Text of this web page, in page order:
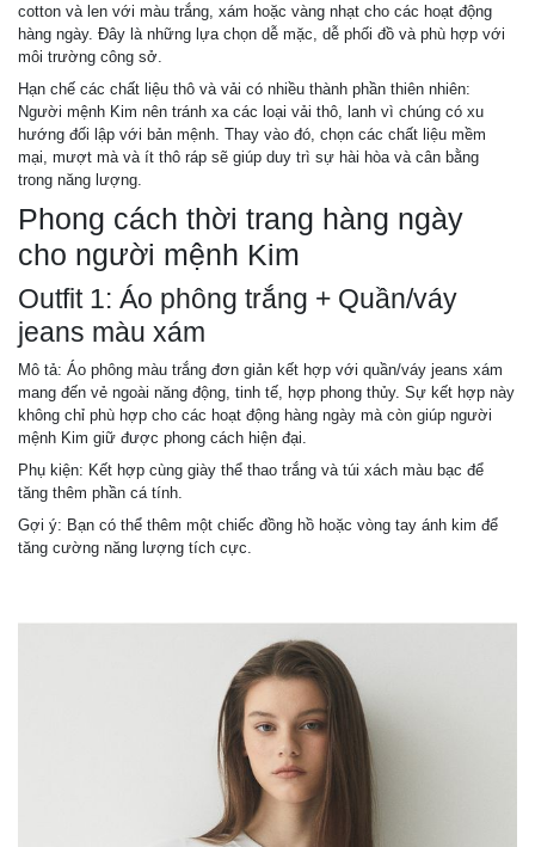
cotton và len với màu trắng, xám hoặc vàng nhạt cho các hoạt động
hàng ngày. Đây là những lựa chọn dễ mặc, dễ phối đồ và phù hợp với
môi trường công sở.
Hạn chế các chất liệu thô và vải có nhiều thành phần thiên nhiên:
Người mệnh Kim nên tránh xa các loại vải thô, lanh vì chúng có xu
hướng đối lập với bản mệnh. Thay vào đó, chọn các chất liệu mềm
mại, mượt mà và ít thô ráp sẽ giúp duy trì sự hài hòa và cân bằng
trong năng lượng.
Phong cách thời trang hàng ngày
cho người mệnh Kim
Outfit 1: Áo phông trắng + Quần/váy
jeans màu xám
Mô tả: Áo phông màu trắng đơn giản kết hợp với quần/váy jeans xám
mang đến vẻ ngoài năng động, tinh tế, hợp phong thủy. Sự kết hợp này
không chỉ phù hợp cho các hoạt động hàng ngày mà còn giúp người
mệnh Kim giữ được phong cách hiện đại.
Phụ kiện: Kết hợp cùng giày thể thao trắng và túi xách màu bạc để
tăng thêm phần cá tính.
Gợi ý: Bạn có thể thêm một chiếc đồng hồ hoặc vòng tay ánh kim để
tăng cường năng lượng tích cực.